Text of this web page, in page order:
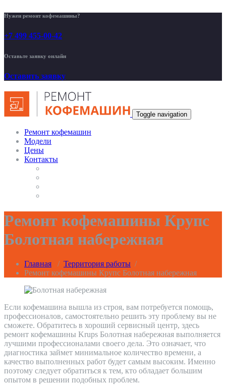
Нужен ремонт кофемашины?
+7 499 455-00-42
Оставьте заявку онлайн
Оставить заявку
Toggle navigation
Ремонт кофемашин
Модели
Цены
Контакты
Ремонт кофемашины Крупс
Болотная набережная
Главная / Территория работы /
Ремонт кофемашины Крупс Болотная набережная
Если кофемашина вышла из строя, вам потребуется помощь,
профессионалов, самостоятельно решить эту проблему вы не
сможете. Обратитесь в хороший сервисный центр, здесь
ремонт кофемашины Krups Болотная набережная выполняется
лучшими профессионалами своего дела. Это означает, что
диагностика займет минимальное количество времени, а
качество выполненных работ будет самым высоким. Именно
поэтому следует обратиться к тем, кто обладает большим
опытом в решении подобных проблем.